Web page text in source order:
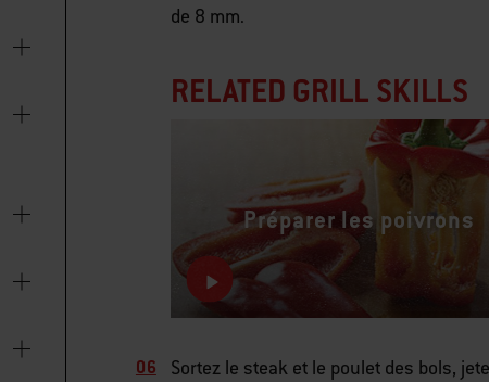
de 8 mm.
RELATED GRILL SKILLS
Préparer les poivrons
Sortez le steak et le poulet des bols,